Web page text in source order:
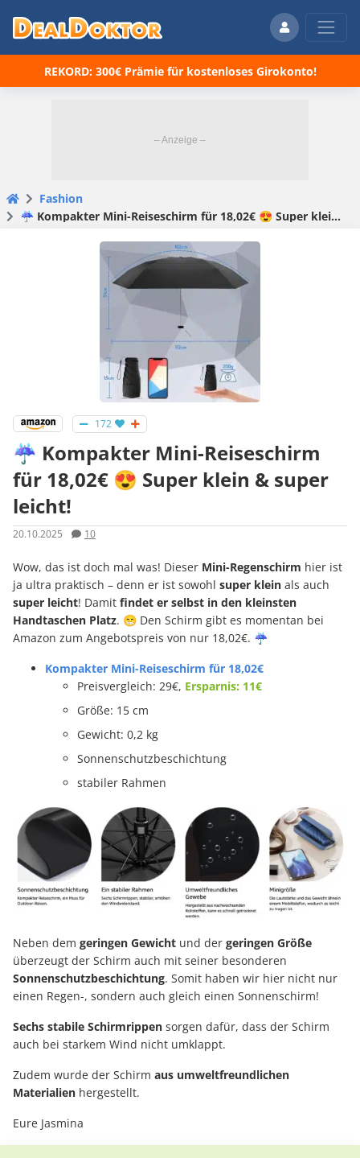
REKORD: 300€ Prämie für kostenloses Girokonto!
Fashion
☔️ Kompakter Mini-Reiseschirm für 18,02€ 😍 Super klein & super leicht!
172
☔️ Kompakter Mini-Reiseschirm
für 18,02€ 😍 Super klein & super
leicht!
20.10.2025 10
Wow, das ist doch mal was! Dieser Mini-Regenschirm hier ist
ja ultra praktisch – denn er ist sowohl super klein als auch
super leicht! Damit findet er selbst in den kleinsten
Handtaschen Platz. 😁 Den Schirm gibt es momentan bei
Amazon zum Angebotspreis von nur 18,02€. ☔️
Kompakter Mini-Reiseschirm für 18,02€
Preisvergleich: 29€, Ersparnis: 11€
Größe: 15 cm
Gewicht: 0,2 kg
Sonnenschutzbeschichtung
stabiler Rahmen
Neben dem geringen Gewicht und der geringen Größe
überzeugt der Schirm auch mit seiner besonderen
Sonnenschutzbeschichtung. Somit haben wir hier nicht nur
einen Regen-, sondern auch gleich einen Sonnenschirm!
Sechs stabile Schirmrippen sorgen dafür, dass der Schirm
auch bei starkem Wind nicht umklappt.
Zudem wurde der Schirm aus umweltfreundlichen
Materialien hergestellt.
Eure Jasmina